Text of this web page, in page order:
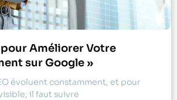
Améliorer Votre
sur Google »
évoluent constamment, et pour
il faut suivre